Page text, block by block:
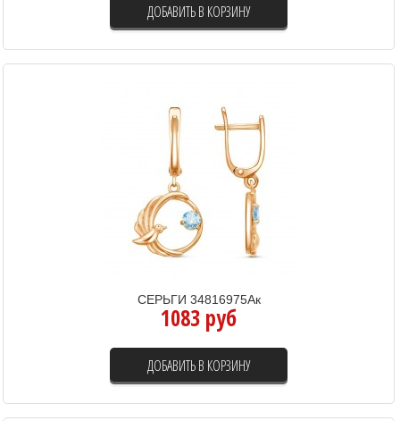
ДОБАВИТЬ В КОРЗИНУ
СЕРЬГИ 34816975Ак
1083 руб
ДОБАВИТЬ В КОРЗИНУ